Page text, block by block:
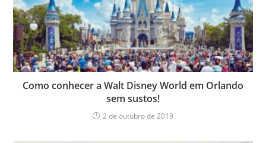
Como conhecer a Walt Disney World em Orlando
sem sustos!
2 de outubro de 2019